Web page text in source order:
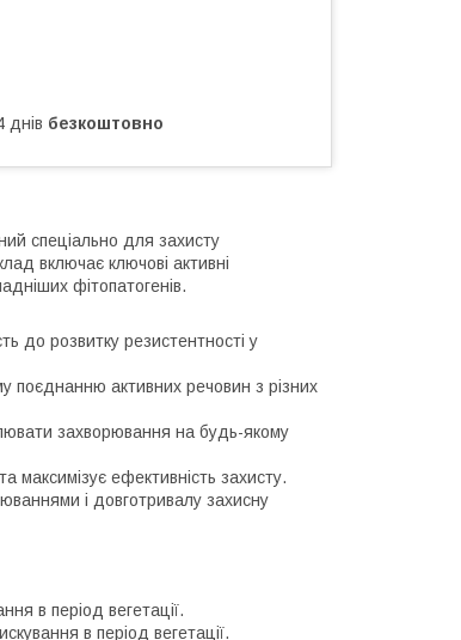
днів безкоштовно
спеціально для захисту
включає ключові активні
фітопатогенів.
до розвитку резистентності у
поєднанню активних речовин з різних
захворювання на будь-якому
максимізує ефективність захисту.
і довготривалу захисну
в період вегетації.
в період вегетації.